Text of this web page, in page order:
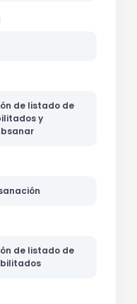
de listado de
y
de listado de